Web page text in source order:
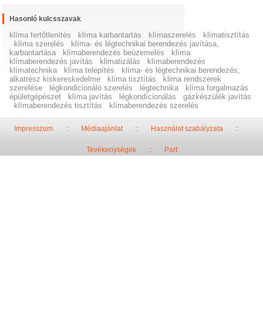
Hasonló kulcsszavak
klíma fertőtlenítés klíma karbantartás klímaszerelés
klímatisztítás
klíma szerelés
klíma- és légtechnikai berendezés javítása,
karbantartása
klímaberendezés beüzemelés
klíma
klímaberendezés javítás
klimatizálás
klímaberendezés
klímatechnika
klíma telepítés
klíma- és légtechnikai berendezés,
alkatrész kiskereskedelme
klíma tisztítás
klima rendszerek
szerelése
légkondicionáló szerelés légtechnika
klíma forgalmazás
épületgépészet
klíma javítás légkondícionálás
gázkészülék javítás
klímaberendezés tisztítás
klímaberendezés szerelés
Impresszum::Médiaajánlat::Használat szabályzata::
Tevékenységek:: Part